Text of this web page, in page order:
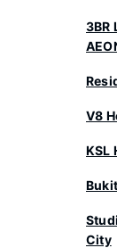
3BR
V8
KSL
City